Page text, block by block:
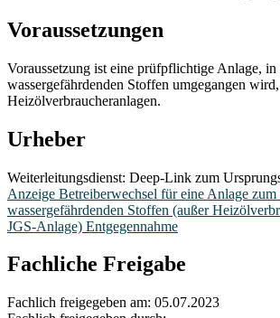
Voraussetzungen
Voraussetzung ist eine prüfpflichtige Anlage, in
wassergefährdenden Stoffen umgegangen
Heizölverbraucheranlagen.
Urheber
Weiterleitungsdienst: Deep-Link zum
Anzeige Betreiberwechsel für eine Anlage
wassergefährdenden Stoffen (außer
JGS-Anlage) Entgegennahme
Fachliche Freigabe
Fachlich freigegeben am: 05.07.2023